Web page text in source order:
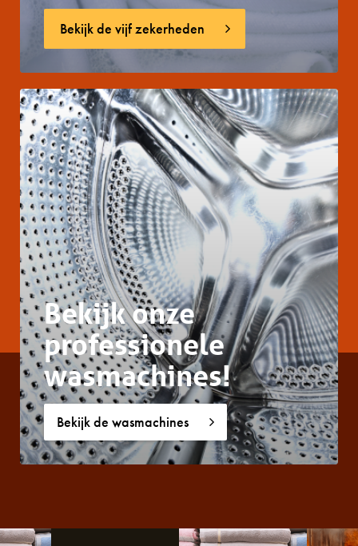
Bekijk de vijf zekerheden
Bekijk onze
professionele
wasmachines!
Bekijk de wasmachines